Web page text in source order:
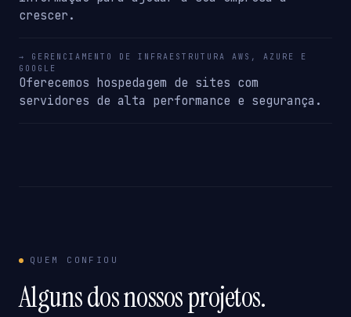
crescer.
→ GERENCIAMENTO DE INFRAESTRUTURA AWS, AZURE E
GOOGLE
Oferecemos hospedagem de sites com
servidores de alta performance e segurança.
QUEM CONFIOU
Alguns dos nossos projetos.